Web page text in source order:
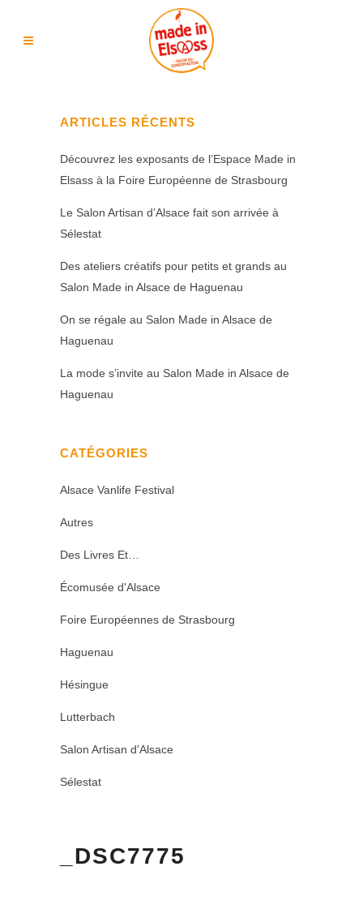
ARTICLES RÉCENTS
Découvrez les exposants de l’Espace Made in
Elsass à la Foire Européenne de Strasbourg
Le Salon Artisan d’Alsace fait son arrivée à
Sélestat
Des ateliers créatifs pour petits et grands au
Salon Made in Alsace de Haguenau
On se régale au Salon Made in Alsace de
Haguenau
La mode s’invite au Salon Made in Alsace de
Haguenau
CATÉGORIES
Alsace Vanlife Festival
Autres
Des Livres Et…
Écomusée d'Alsace
Foire Européennes de Strasbourg
Haguenau
Hésingue
Lutterbach
Salon Artisan d'Alsace
Sélestat
_DSC7775